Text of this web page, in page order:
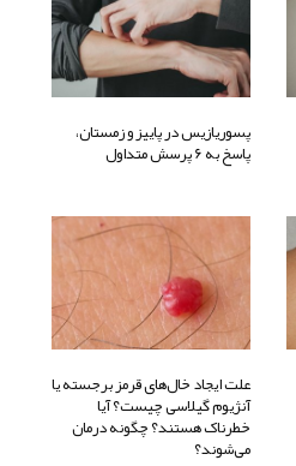
پسوریازیس در پاییز و زمستان،
پاسخ به 6 پرسش متداول
علت ایجاد خال‌های قرمز برجسته یا
آنژیوم گیلاسی چیست؟ آیا
خطرناک هستند؟ چگونه درمان
می‌شوند؟